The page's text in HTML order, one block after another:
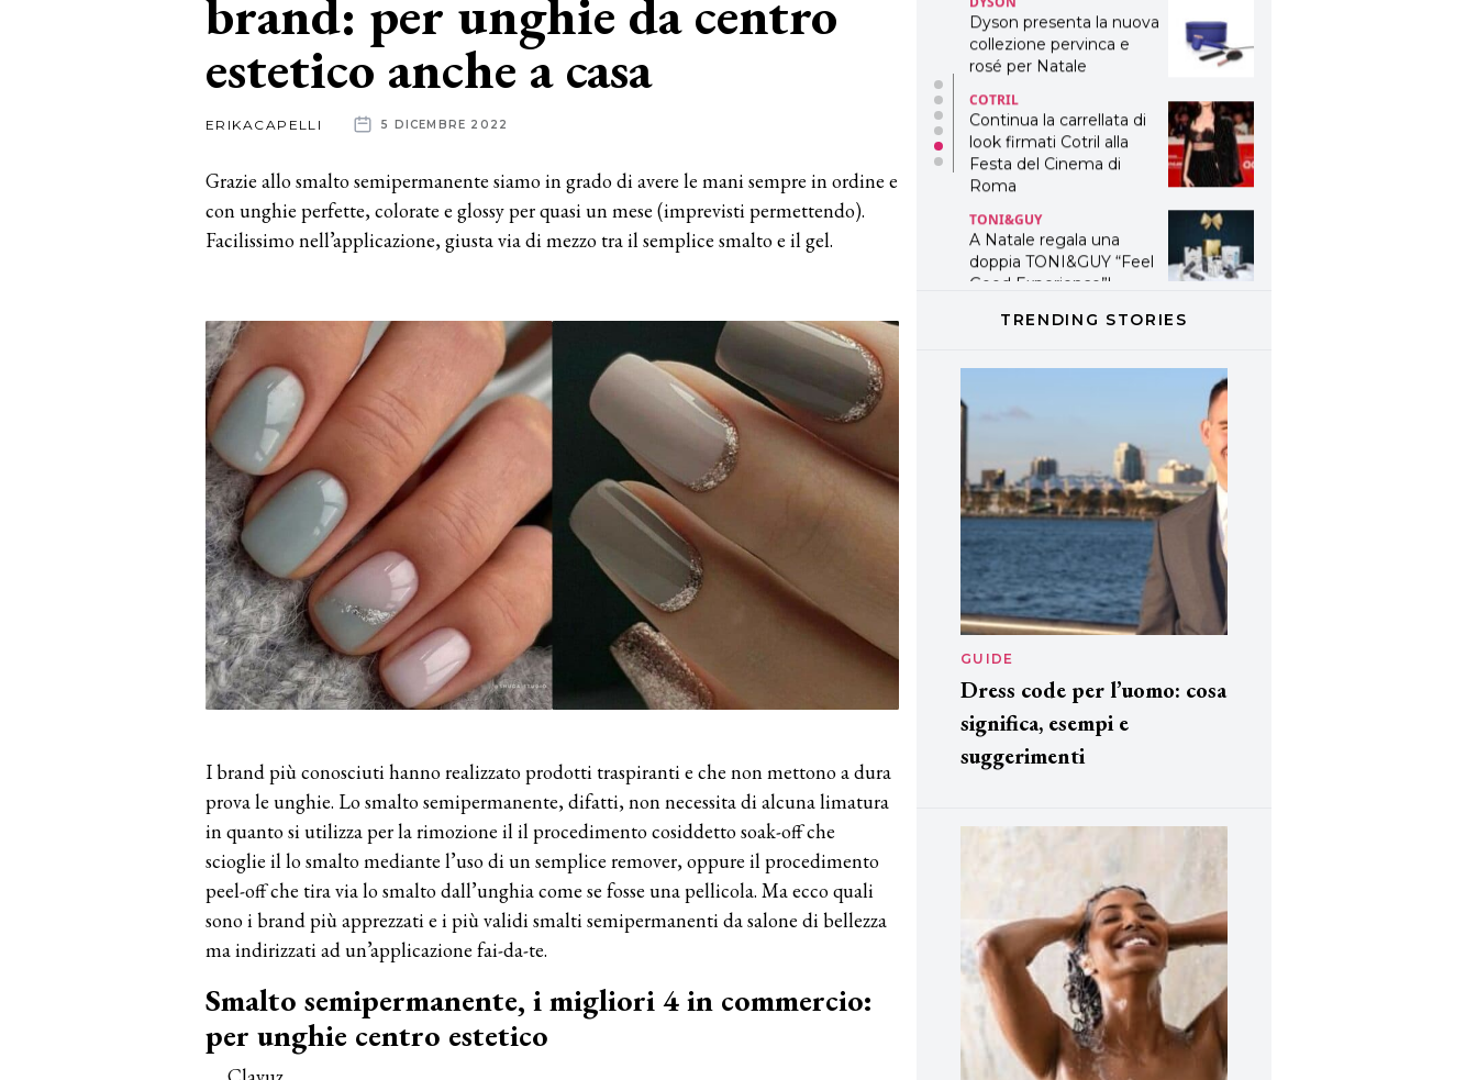
brand: per unghie da centro
estetico anche a casa
ERIKACAPELLI 5 DICEMBRE 2022
Grazie allo smalto semipermanente siamo in grado di avere le mani sempre in ordine e
con unghie perfette, colorate e glossy per quasi un mese (imprevisti permettendo).
Facilissimo nell’applicazione, giusta via di mezzo tra il semplice smalto e il gel.
I brand più conosciuti hanno realizzato prodotti traspiranti e che non mettono a dura
prova le unghie. Lo smalto semipermanente, difatti, non necessita di alcuna limatura
in quanto si utilizza per la rimozione il il procedimento cosiddetto soak-off che
scioglie il lo smalto mediante l’uso di un semplice remover, oppure il procedimento
peel-off che tira via lo smalto dall’unghia come se fosse una pellicola. Ma ecco quali
sono i brand più apprezzati e i più validi smalti semipermanenti da salone di bellezza
ma indirizzati ad un’applicazione fai-da-te.
Smalto semipermanente, i migliori 4 in commercio:
per unghie centro estetico
collezione pervinca e
rosé per Natale
COTRIL
Continua la carrellata di
look firmati Cotril alla
Festa del Cinema di
Roma
TONI&GUY
A Natale regala una
doppia TONI&GUY “Feel
Good Experience”!
LABEL.M lancia la sua
DAVINES
cofanetti beauty preziosi
per un regalo adatto ad
ogni capello
TRENDING STORIES
GUIDE
Dress code per l’uomo: cosa
significa, esempi e
suggerimenti